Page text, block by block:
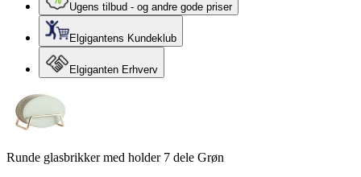
Ugens tilbud - og andre gode priser
Elgigantens Kundeklub
Elgiganten Erhverv
Runde glasbrikker med holder 7 dele Grøn